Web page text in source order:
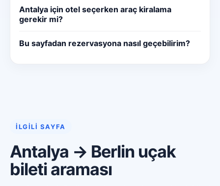
Antalya için otel seçerken araç kiralama
gerekir mi?
Bu sayfadan rezervasyona nasıl geçebilirim?
İLGILI SAYFA
Antalya → Berlin uçak
bileti araması